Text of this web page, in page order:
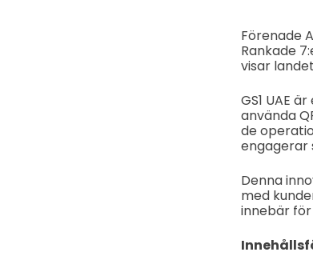
Förenade
Rankade
visar
GS1 UAE
använda
de
engagerar
Denna
med
innebär